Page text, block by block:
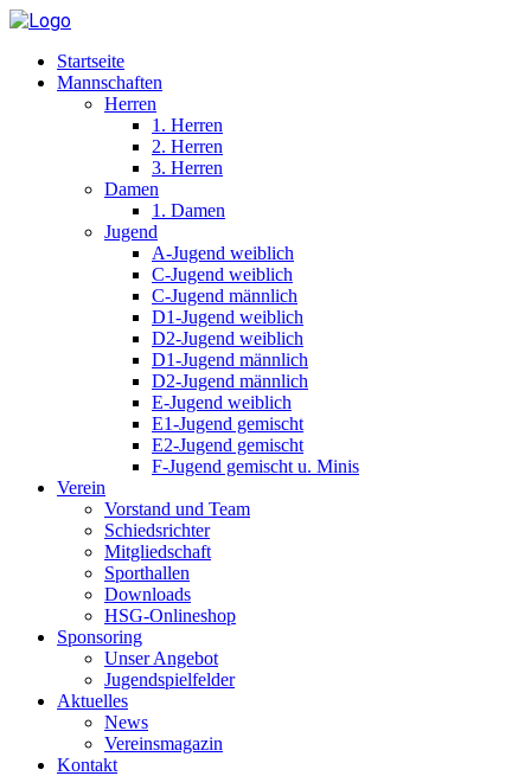
Startseite
Mannschaften
Herren
1. Herren
2. Herren
3. Herren
Damen
1. Damen
Jugend
A-Jugend weiblich
C-Jugend weiblich
C-Jugend männlich
D1-Jugend weiblich
D2-Jugend weiblich
D1-Jugend männlich
D2-Jugend männlich
E-Jugend weiblich
E1-Jugend gemischt
E2-Jugend gemischt
F-Jugend gemischt u. Minis
Verein
Vorstand und Team
Schiedsrichter
Mitgliedschaft
Sporthallen
Downloads
HSG-Onlineshop
Sponsoring
Unser Angebot
Jugendspielfelder
Aktuelles
News
Vereinsmagazin
Kontakt